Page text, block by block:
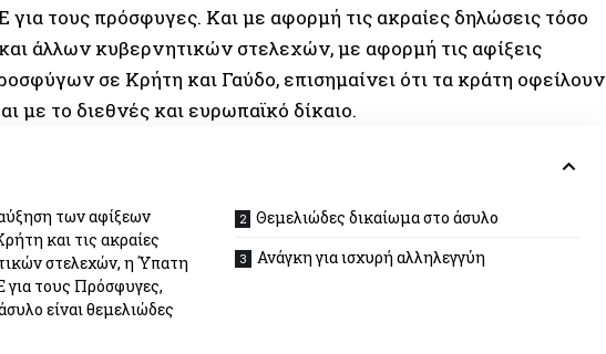
τους πρόσφυγες. Και με αφορμή τις ακραίες δηλώσεις τόσο
άλλων κυβερνητικών στελεχών, με αφορμή τις αφίξεις
σε Κρήτη και Γαύδο, επισημαίνει ότι τα κράτη οφείλουν
με το διεθνές και ευρωπαϊκό δίκαιο.
των αφίξεων
και τις ακραίες
στελεχών, η Ύπατη
τους Πρόσφυγες,
είναι θεμελιώδες
Θεμελιώδες δικαίωμα στο άσυλο
Ανάγκη για ισχυρή αλληλεγγύη